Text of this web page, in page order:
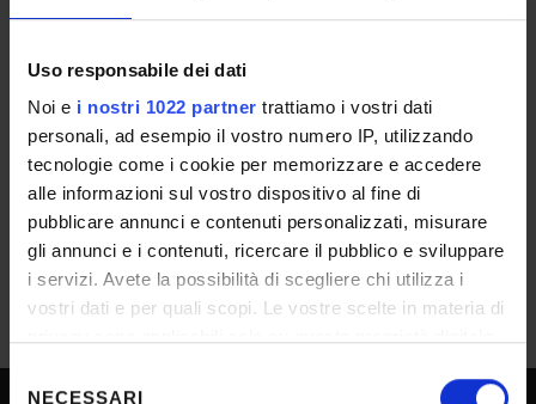
Uso responsabile dei dati
Noi e i nostri 1022 partner trattiamo i vostri dati
personali, ad esempio il vostro numero IP, utilizzando
tecnologie come i cookie per memorizzare e accedere
alle informazioni sul vostro dispositivo al fine di
pubblicare annunci e contenuti personalizzati, misurare
gli annunci e i contenuti, ricercare il pubblico e sviluppare
i servizi. Avete la possibilità di scegliere chi utilizza i
vostri dati e per quali scopi. Le vostre scelte in materia di
modificare o revocare il proprio consenso in qualsiasi
Selezione
NECESSARI
Approvazione atti - pubblicata all'Albo il
22/06/2026
IT | 221Kb